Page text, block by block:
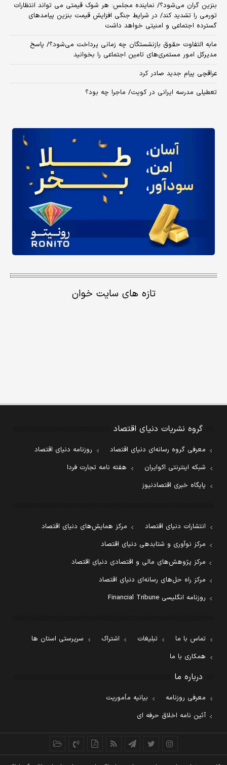
بنزین گران می‌شود؟/ نماینده مجلس: هر شوک قیمتی می تواند انتظارات
تورمی را تشدید کند/ در شرایط جنگی افزایش قیمت بنزین پیامدهای
گسترده اجتماعی و امنیتی خواهد داشت
مابه التفاوت حقوق بازنشستگان چه زمانی پرداخت می‌شود؟/ پاسخ
مدیرکل امور مستمری‌های تامین اجتماعی را بخوانید
عراقچی پیام جدید صادر کرد
تعطیلی مدرسه ایرانی در کویت/ ماجرا چه بود؟
تازه های سایت خوان
گروه نشریات دنیای اقتصاد
معرفی گروه رسانه‌ای دنیای اقتصاد
روزنامه دنیای اقتصاد
شبکه اینترنتی اکوایران
هفته نامه تجارت فردا
پایگاه خبری اقتصادنیوز
انتشارات دنیای اقتصاد
مرکز همایش‌های دنیای اقتصاد
مرکز نوآوری و شتابدهی دنیای اقتصاد
مرکز پژوهش‌های مالی و اقتصادی دنیای اقتصاد
مرکز راه حل‌های رسانه‌ای دنیای اقتصاد
روزنامه انگلیسی Financial Tribune
تماس با ما تبلیغات اشتراک
سرپرستی استان ها
همکاری با ما
درباره ما
معرفی روزنامه
بیانیه مأموریت
آئین نامه اخلاق حرفه ای